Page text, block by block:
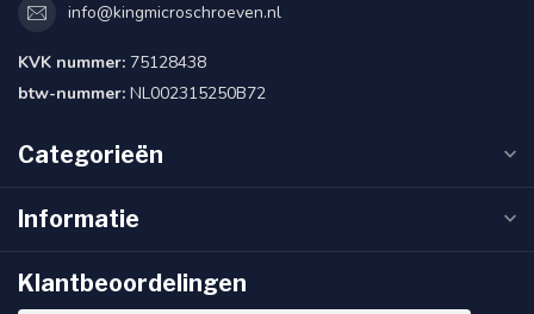
info@kingmicroschroeven.nl
KVK nummer: 75128438
btw-nummer: NL002315250B72
Categorieën
Informatie
Klantbeoordelingen